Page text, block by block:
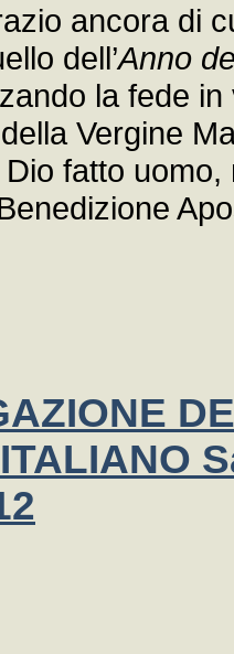
ancora di
dell’Anno
la fede
Vergine
fatto